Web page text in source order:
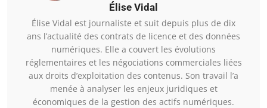
Élise Vidal
Élise Vidal est journaliste et suit depuis plus de dix
ans l’actualité des contrats de licence et des données
numériques. Elle a couvert les évolutions
réglementaires et les négociations commerciales liées
aux droits d’exploitation des contenus. Son travail l’a
menée à analyser les enjeux juridiques et
économiques de la gestion des actifs numériques.